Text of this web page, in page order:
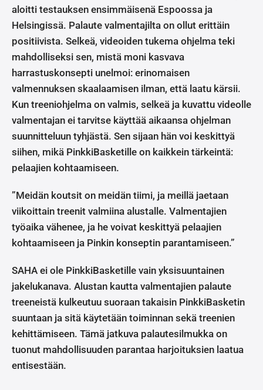
aloitti testauksen ensimmäisenä Espoossa ja
Helsingissä. Palaute valmentajilta on ollut erittäin
positiivista. Selkeä, videoiden tukema ohjelma teki
mahdolliseksi sen, mistä moni kasvava
harrastuskonsepti unelmoi: erinomaisen
valmennuksen skaalaamisen ilman, että laatu kärsii.
Kun treeniohjelma on valmis, selkeä ja kuvattu videolle
valmentajan ei tarvitse käyttää aikaansa ohjelman
suunnitteluun tyhjästä. Sen sijaan hän voi keskittyä
siihen, mikä PinkkiBasketille on kaikkein tärkeintä:
pelaajien kohtaamiseen.
”Meidän koutsit on meidän tiimi, ja meillä jaetaan
viikoittain treenit valmiina alustalle. Valmentajien
työaika vähenee, ja he voivat keskittyä pelaajien
kohtaamiseen ja Pinkin konseptin parantamiseen.”
SAHA ei ole PinkkiBasketille vain yksisuuntainen
jakelukanava. Alustan kautta valmentajien palaute
treeneistä kulkeutuu suoraan takaisin PinkkiBasketin
suuntaan ja sitä käytetään toiminnan sekä treenien
kehittämiseen. Tämä jatkuva palautesilmukka on
tuonut mahdollisuuden parantaa harjoituksien laatua
entisestään.